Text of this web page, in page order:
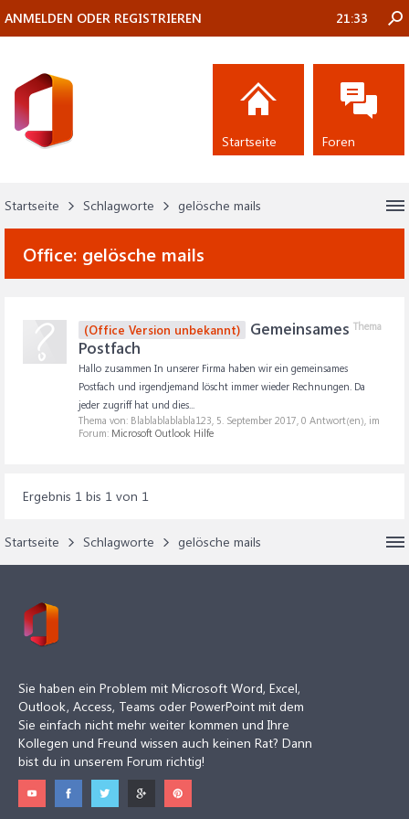
Startseite Schlagworte gelösche mails
Office: gelösche mails
Thema
(Office Version unbekannt)
Gemeinsames
Postfach
Hallo zusammen In unserer Firma haben wir ein gemeinsames
Postfach und irgendjemand löscht immer wieder Rechnungen. Da
jeder zugriff hat und dies...
Thema von: Blablablablabla123, 5. September 2017, 0 Antwort(en), im
Forum: Microsoft Outlook Hilfe
Ergebnis 1 bis 1 von 1
Startseite Schlagworte gelösche mails
ANMELDEN ODER REGISTRIEREN 21:33
Startseite Foren
Sie haben ein Problem mit Microsoft Word, Excel,
Outlook, Access, Teams oder PowerPoint mit dem
Sie einfach nicht mehr weiter kommen und Ihre
Kollegen und Freund wissen auch keinen Rat? Dann
bist du in unserem Forum richtig!